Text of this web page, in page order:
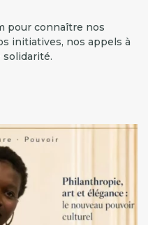
pour connaître nos
initiatives, nos appels à